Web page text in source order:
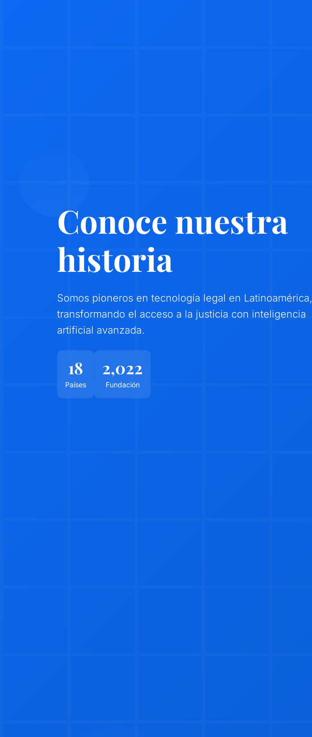
Conoce nuestra
historia
Somos pioneros en tecnología legal en Latinoamérica,
transformando el acceso a la justicia con inteligencia
artificial avanzada.
18
Países
2,022
Fundación